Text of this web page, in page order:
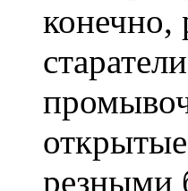
конечно,
резными